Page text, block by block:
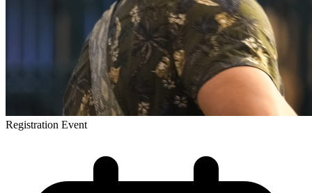
Registration Event